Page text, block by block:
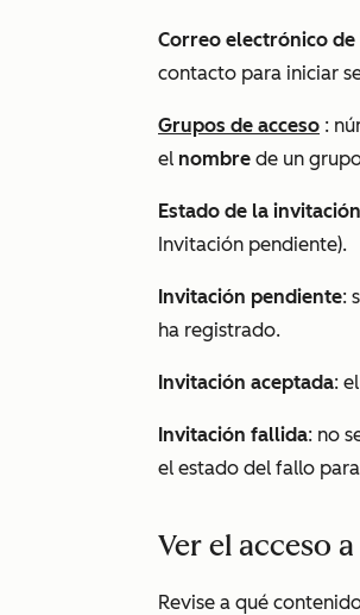
Correo electrónico de
contacto para iniciar
Grupos de acceso :
el nombre de un
Estado de la invitación
Invitación pendiente).
Invitación pendiente:
ha registrado.
Invitación aceptada:
Invitación fallida: no
el estado del fallo
Ver el acceso
Revise a qué